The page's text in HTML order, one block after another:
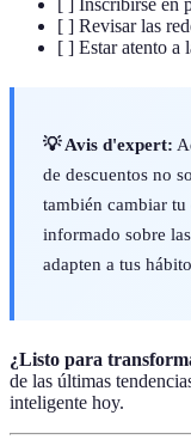
[ ] Revisar las
[ ] Estar atento a
💡 Avis d'expert:
de descuentos no
también cambiar tu
informado sobre
adapten a tus
¿Listo para
de las últimas
inteligente hoy.